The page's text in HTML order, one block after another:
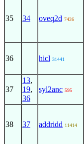
35 34 oveq2d 7426
36 hicl 31441
37
13,
19,
36
syl2anc 595
38 37 addridd 11414